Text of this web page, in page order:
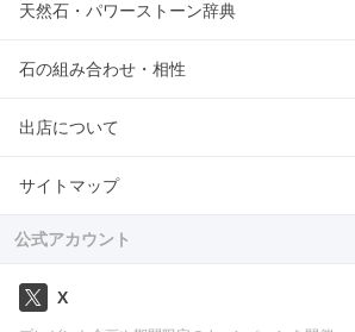
天然石・パワーストーン辞典
石の組み合わせ・相性
出店について
サイトマップ
公式アカウント
X